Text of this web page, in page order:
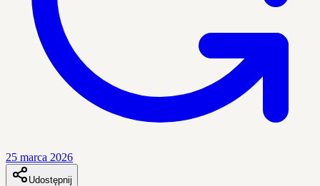
25 marca 2026
Udostępnij